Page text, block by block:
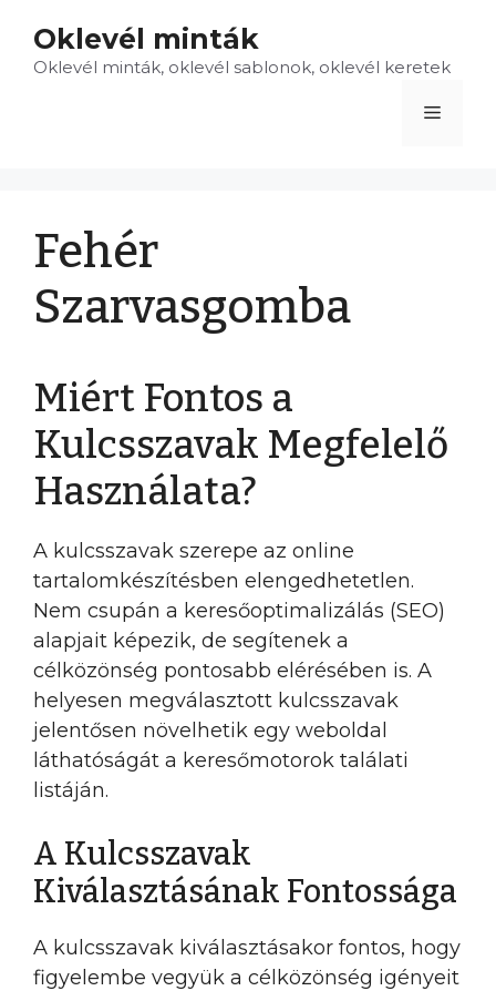
tartalomba
Oklevél minták
Oklevél minták, oklevél sablonok, oklevél keretek
Menü
Fehér
Szarvasgomba
Miért Fontos a
Kulcsszavak Megfelelő
Használata?
A kulcsszavak szerepe az online
tartalomkészítésben elengedhetetlen.
Nem csupán a keresőoptimalizálás (SEO)
alapjait képezik, de segítenek a
célközönség pontosabb elérésében is. A
helyesen megválasztott kulcsszavak
jelentősen növelhetik egy weboldal
láthatóságát a keresőmotorok találati
listáján.
A Kulcsszavak
Kiválasztásának Fontossága
A kulcsszavak kiválasztásakor fontos, hogy
figyelembe vegyük a célközönség igényeit